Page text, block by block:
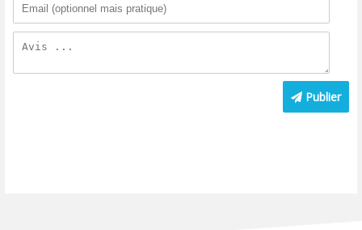
Publier